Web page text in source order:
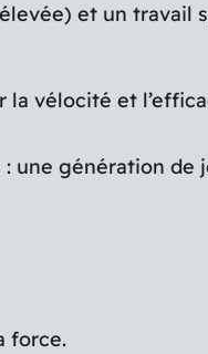
et un travail
la vélocité et
: une génération
force.